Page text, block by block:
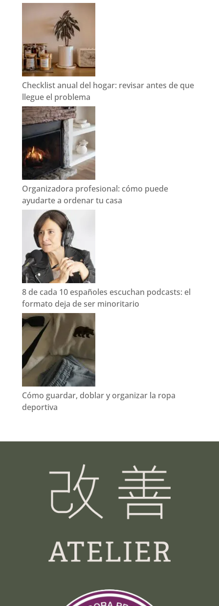
Checklist anual del hogar: revisar antes de que
llegue el problema
Organizadora profesional: cómo puede
ayudarte a ordenar tu casa
8 de cada 10 españoles escuchan podcasts: el
formato deja de ser minoritario
Cómo guardar, doblar y organizar la ropa
deportiva